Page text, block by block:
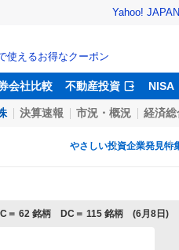
Yahoo! JAPAN
使えるお得なクーポン
会社比較 不動産投資 NISA
決算速報 市況・概況 経済総
やさしい投資企業発見特
＝ 62 銘柄 DC＝ 115 銘柄 (6月8日)